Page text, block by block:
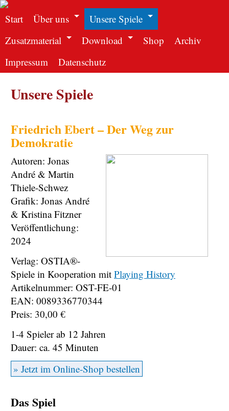
Start Über uns
Unsere Spiele
Zusatzmaterial
Download Shop
Archiv
Impressum
Datenschutz
Unsere Spiele
Friedrich Ebert – Der Weg zur
Demokratie
Autoren: Jonas
André & Martin
Thiele-Schwez
Grafik: Jonas André
& Kristina Fitzner
Veröffentlichung:
2024
Verlag: OSTIA®-
Spiele in Kooperation mit Playing History
Artikelnummer: OST-FE-01
EAN: 0089336770344
Preis: 30,00 €
1-4 Spieler ab 12 Jahren
Dauer: ca. 45 Minuten
» Jetzt im Online-Shop bestellen
Das Spiel